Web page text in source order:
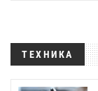
ТЕХНИКА